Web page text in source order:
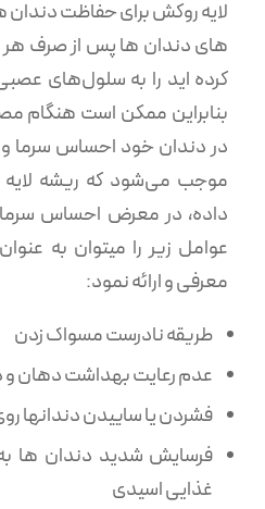
لایه روکش برای حفاظت دندان
های دندان ها پس از صرف هر
کرده اید را به سلول‌های
بنابراین ممکن است هنگام
در دندان خود احساس سرما و
موجب می‌شود که ریشه
داده، در معرض احساس سرما
عوامل زیر را میتوان به
معرفی و ارائه نمود:
طریقه نادرست مسواک زدن
عدم رعایت بهداشت دهان و
فشردن یا ساییدن دندانها
فرسایش شدید دندان ها
غذایی اسیدی